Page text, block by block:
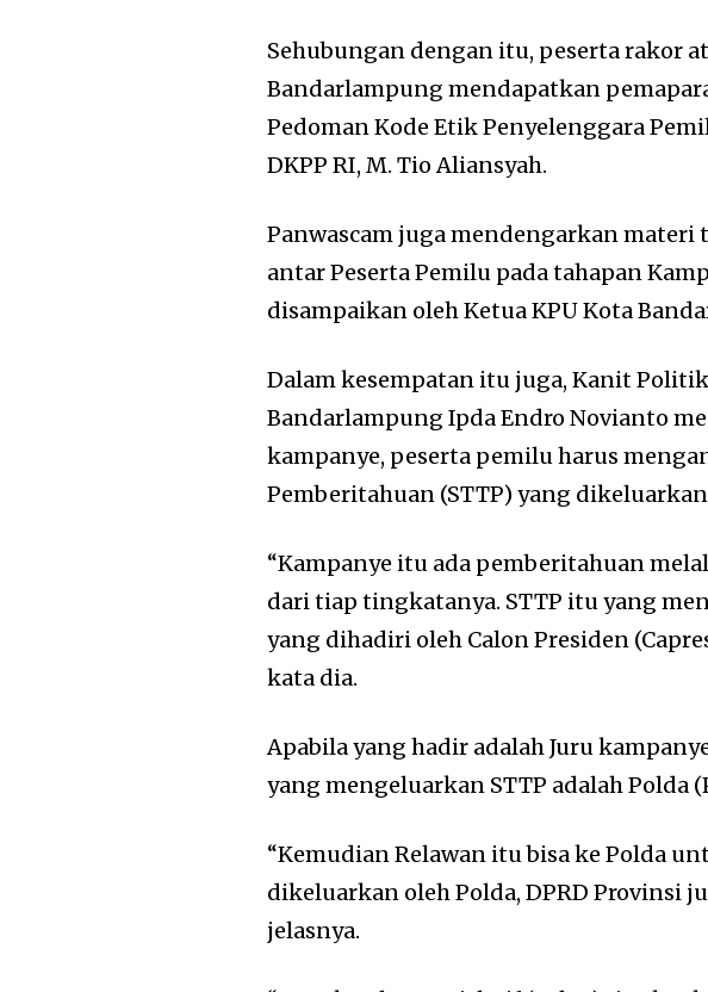
Sehubungan dengan itu, peserta rakor
Bandarlampung mendapatkan
Pedoman Kode Etik Penyelenggara
DKPP RI, M. Tio Aliansyah.
Panwascam juga mendengarkan materi
antar Peserta Pemilu pada tahapan
disampaikan oleh Ketua KPU Kota
Dalam kesempatan itu juga, Kanit
Bandarlampung Ipda Endro Novianto
kampanye, peserta pemilu harus
Pemberitahuan (STTP) yang
“Kampanye itu ada pemberitahuan
dari tiap tingkatanya. STTP itu yang
yang dihadiri oleh Calon Presiden
kata dia.
Apabila yang hadir adalah Juru
yang mengeluarkan STTP adalah Polda
“Kemudian Relawan itu bisa ke Polda
dikeluarkan oleh Polda, DPRD Provinsi
jelasnya.